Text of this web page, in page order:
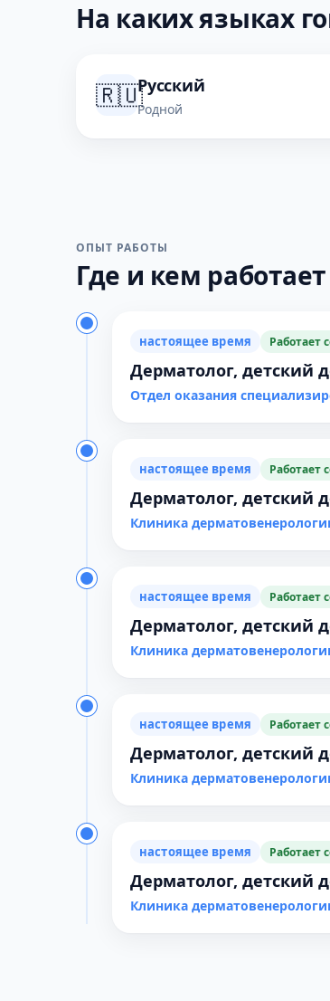
На каких языках
🇷🇺Русский
Родной
ОПЫТ РАБОТЫ
Где и кем
настоящее время Работает
Дерматолог, детский
Отдел оказания
настоящее время Работает
Дерматолог, детский
Клиника
настоящее время Работает
Дерматолог, детский
Клиника
настоящее время Работает
Дерматолог, детский
Клиника
настоящее время Работает
Дерматолог, детский
Клиника